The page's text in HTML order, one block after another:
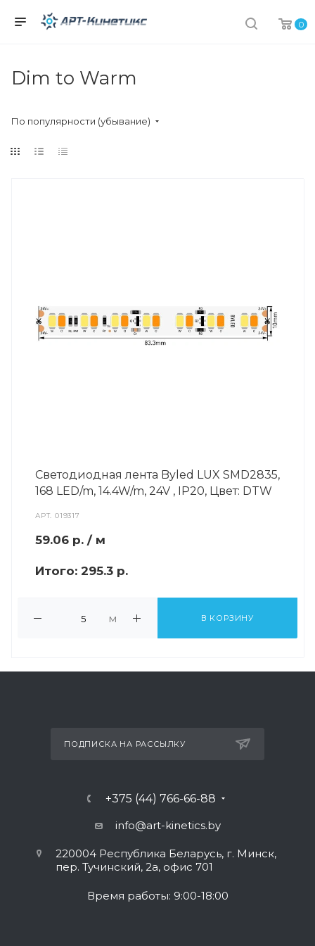
0
Dim to Warm
По популярности (убывание)
Светодиодная лента Byled LUX SMD2835,
168 LED/m, 14.4W/m, 24V , IP20, Цвет: DTW
АРТ.019317
59.06 р. / м
Итого: 295.3 р.
м В КОРЗИНУ
ПОДПИСКА НА РАССЫЛКУ
+375 (44) 766-66-88
info@art-kinetics.by
220004 Республика Беларусь, г. Минск,
пер. Тучинский, 2а, офис 701
Время работы: 9:00-18:00